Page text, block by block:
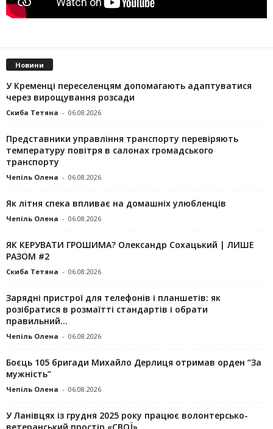
Новини
У Кременці переселенцям допомагають адаптуватися
через вирощування розсади
Скиба Тетяна - 06.08.2026
Представники управління транспорту перевіряють
температуру повітря в салонах громадського
транспорту
Чепіль Олена - 06.08.2026
Як літня спека впливає на домашніх улюбленців
Чепіль Олена - 06.08.2026
ЯК КЕРУВАТИ ГРОШИМА? Олександр Сохацький | ЛИШЕ
РАЗОМ #2
Скиба Тетяна - 06.08.2026
Зарядні пристрої для телефонів і планшетів: як
розібратися в розмаїтті стандартів і обрати
правильний...
Чепіль Олена - 06.08.2026
Боєць 105 бригади Михайло Дерлиця отримав орден “За
мужність”
Чепіль Олена - 06.08.2026
У Ланівцях із грудня 2025 року працює волонтерсько-